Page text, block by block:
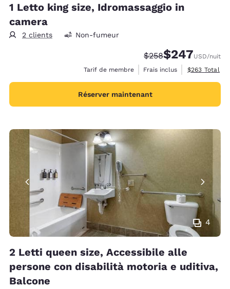
1 Letto king size, Idromassaggio in
camera
2 clients Non-fumeur
Tarif barré :
$258Tarif réduit :
$247USD/nuit
Tarif de membre
Frais inclus Afficher les
$263 Total
Réserver maintenant
4
2 Letti queen size, Accessibile alle
persone con disabilità motoria e uditiva,
Balcone